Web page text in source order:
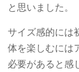
と思いました。
サイズ感的には
体を楽しむには
必要があると感